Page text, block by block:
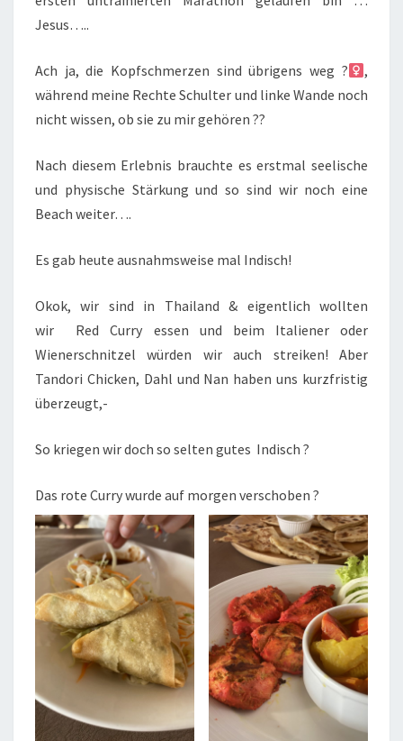
Jesus…..
Ach ja, die Kopfschmerzen sind übrigens weg ?‍
,
während meine Rechte Schulter und linke Wande noch
nicht wissen, ob sie zu mir gehören ??
Nach diesem Erlebnis brauchte es erstmal seelische
und physische Stärkung und so sind wir noch eine
Beach weiter….
Es gab heute ausnahmsweise mal Indisch!
Okok, wir sind in Thailand & eigentlich wollten
wir Red Curry essen und beim Italiener oder
Wienerschnitzel würden wir auch streiken! Aber
Tandori Chicken, Dahl und Nan haben uns kurzfristig
überzeugt,-
So kriegen wir doch so selten gutes Indisch ?
Das rote Curry wurde auf morgen verschoben ?